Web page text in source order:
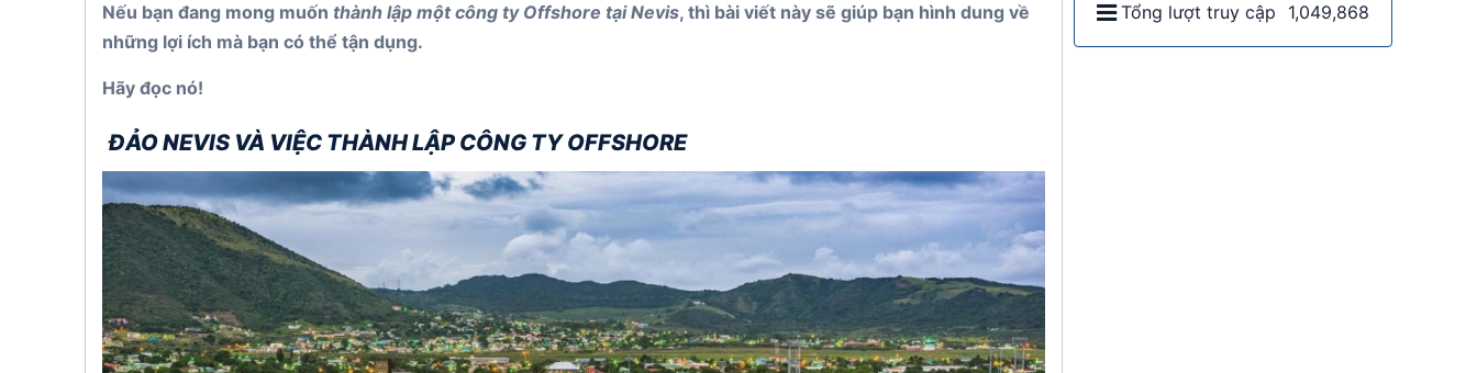
Nếu bạn đang mong muốn thành lập một công ty Offshore tại Nevis, thì bài viết này sẽ giúp bạn hình dung về
những lợi ích mà bạn có thể tận dụng.
Hãy đọc nó!
ĐẢO NEVIS VÀ VIỆC THÀNH LẬP CÔNG TY OFFSHORE
Tổng lượt truy cập
1,049,868